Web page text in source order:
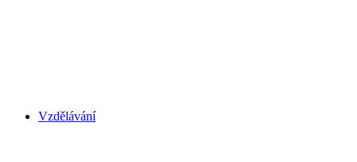
Vzdělávání